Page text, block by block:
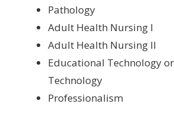
Pathology
Adult Health Nursing I
Adult Health Nursing II
Educational Technology
Technology
Professionalism